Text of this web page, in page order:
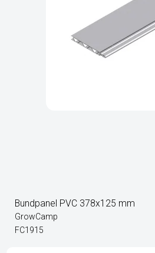
Bundpanel PVC 378x125 mm
GrowCamp
FC1915